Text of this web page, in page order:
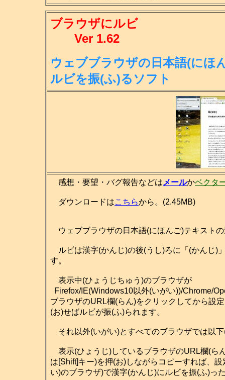
ブラウザにルビ
Ver 1.62
ウェブブラウザの日本語(にほ
ルビを振(ふ)るソフト
感想・要望・バグ報告などは メールかベクタ
ダウンロードはこちらから。(2.45MB)
ウェブブラウザの日本語(にほんご)テキスト
ルビは漢字(かんじ)の後(うし)ろに「(かんじ)
す。
表示中(ひょうじちゅう)のブラウザが
Firefox/IE(Windows10以外(いがい))/Chrome/
ブラウザのURL欄(らん)をクリックしてから設
(お)せばルビが振(ふ)られます。
それ以外(いがい)とすべてのブラウザでは以
表示(ひょうじ)しているブラウザのURL欄(ら
は[Shift]キー)を押(お)しながらコピーすれば、
い)のブラウザ)で漢字(かんじ)にルビを振(ふ)